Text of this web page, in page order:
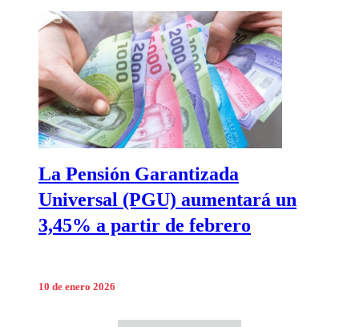
La Pensión Garantizada
Universal (PGU) aumentará un
3,45% a partir de febrero
10 de enero 2026